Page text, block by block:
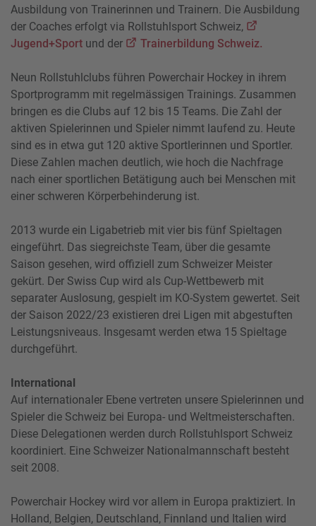
Ausbildung von Trainerinnen und Trainern. Die Ausbildung
der Coaches erfolgt via Rollstuhlsport Schweiz,
Jugend+Sport und der Trainerbildung Schweiz.
Neun Rollstuhlclubs führen Powerchair Hockey in ihrem
Sportprogramm mit regelmässigen Trainings. Zusammen
bringen es die Clubs auf 12 bis 15 Teams. Die Zahl der
aktiven Spielerinnen und Spieler nimmt laufend zu. Heute
sind es in etwa gut 120 aktive Sportlerinnen und Sportler.
Diese Zahlen machen deutlich, wie hoch die Nachfrage
nach einer sportlichen Betätigung auch bei Menschen mit
einer schweren Körperbehinderung ist.
2013 wurde ein Ligabetrieb mit vier bis fünf Spieltagen
eingeführt. Das siegreichste Team, über die gesamte
Saison gesehen, wird offiziell zum Schweizer Meister
gekürt. Der Swiss Cup wird als Cup-Wettbewerb mit
separater Auslosung, gespielt im KO-System gewertet. Seit
der Saison 2022/23 existieren drei Ligen mit abgestuften
Leistungsniveaus. Insgesamt werden etwa 15 Spieltage
durchgeführt.
International
Auf internationaler Ebene vertreten unsere Spielerinnen und
Spieler die Schweiz bei Europa- und Weltmeisterschaften.
Diese Delegationen werden durch Rollstuhlsport Schweiz
koordiniert. Eine Schweizer Nationalmannschaft besteht
seit 2008.
Powerchair Hockey wird vor allem in Europa praktiziert. In
Holland, Belgien, Deutschland, Finnland und Italien wird